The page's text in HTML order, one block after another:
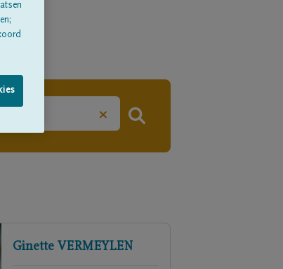
×
Ginette VERMEYLEN